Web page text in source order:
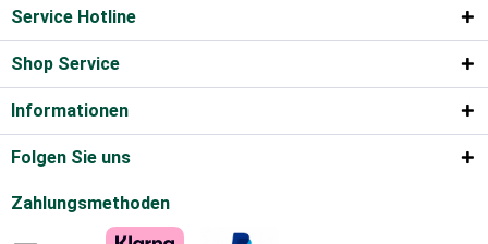
Service Hotline
Shop Service
Informationen
Folgen Sie uns
Zahlungsmethoden